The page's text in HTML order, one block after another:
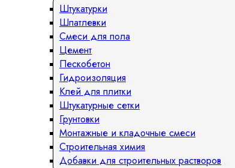
Штукатурки
Шпатлевки
Смеси для пола
Цемент
Пескобетон
Гидроизоляция
Клей для плитки
Штукатурные сетки
Грунтовки
Монтажные и кладочные смеси
Строительная химия
Добавки для строительных растворов